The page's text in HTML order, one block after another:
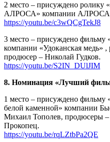
2 место – присуждено ролику
АЛРОСА» компании
https://youtu.be/c3wQCgTekJ8
3 место – присуждено фильму
компании «Удоканская медь»
продюсер – Николай Гудков.
https://youtu.be/S2IN_DUlJIM
8. Номинация «Лучший
1 место – присуждено фильму
белой каменной» компании
Михаил Тополев, продюсеры
Прокопец.
https://youtu.be/rqLZtbPa2QE